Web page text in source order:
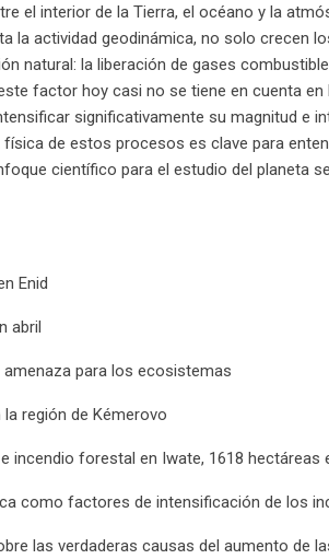
el interior de la Tierra, el océano y la
la actividad geodinámica, no solo crecen
natural: la liberación de gases
factor hoy casi no se tiene en cuenta en
significativamente su magnitud e
de estos procesos es clave para
científico para el estudio del planeta
Enid
abril
para los ecosistemas
la región de Kémerovo
incendio forestal en Iwate, 1618 hectáreas
como factores de intensificación de los
las verdaderas causas del aumento de